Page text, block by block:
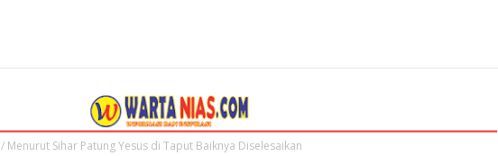
/ Menurut Sihar Patung Yesus di Taput Baiknya Diselesaikan